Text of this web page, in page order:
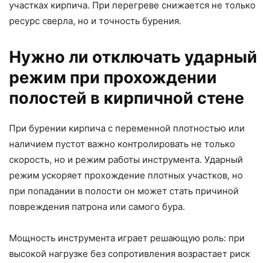
участках кирпича. При перегреве снижается не только
ресурс сверла, но и точность бурения.
Нужно ли отключать ударный
режим при прохождении
полостей в кирпичной стене
При бурении кирпича с переменной плотностью или
наличием пустот важно контролировать не только
скорость, но и режим работы инструмента. Ударный
режим ускоряет прохождение плотных участков, но
при попадании в полости он может стать причиной
повреждения патрона или самого бура.
Мощность инструмента играет решающую роль: при
высокой нагрузке без сопротивления возрастает риск